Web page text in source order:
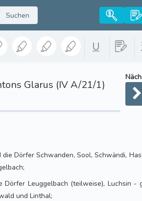
Suchen
Glarus (IV A/21/1)
Dörfer Schwanden, Sool, Schwändi,
Dörfer Leuggelbach (teilweise), Luchsin -
und Linthal;